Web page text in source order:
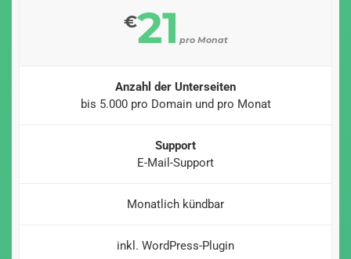
€21 pro Monat
Anzahl der Unterseiten
bis 5.000 pro Domain und pro Monat
Support
E-Mail-Support
Monatlich kündbar
inkl. WordPress-Plugin